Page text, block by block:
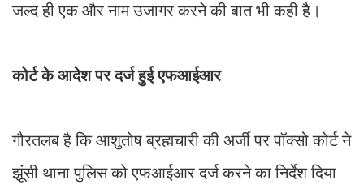
जल्द ही एक और नाम उजागर करने की बात भी कही है।
कोर्ट के आदेश पर दर्ज हुई एफआईआर
गौरतलब है कि आशुतोष ब्रह्मचारी की अर्जी पर पॉक्सो कोर्ट ने
झूंसी थाना पुलिस को एफआईआर दर्ज करने का निर्देश दिया